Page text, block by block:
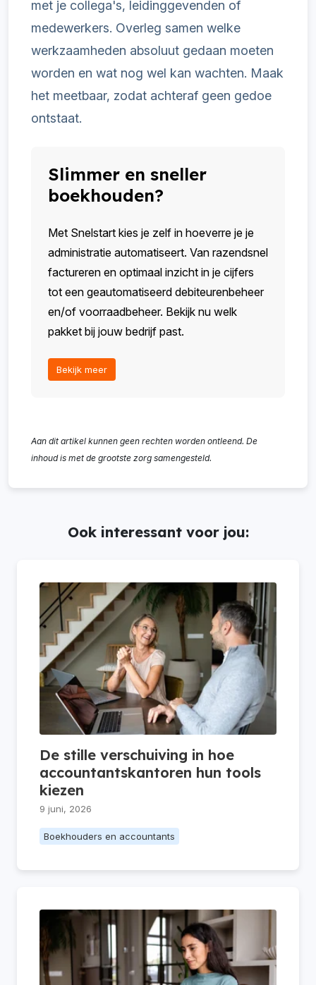
met je collega's, leidinggevenden of
medewerkers. Overleg samen welke
werkzaamheden absoluut gedaan moeten
worden en wat nog wel kan wachten. Maak
het meetbaar, zodat achteraf geen gedoe
ontstaat.
Slimmer en sneller
boekhouden?
Met Snelstart kies je zelf in hoeverre je je
administratie automatiseert. Van razendsnel
factureren en optimaal inzicht in je cijfers
tot een geautomatiseerd debiteurenbeheer
en/of voorraadbeheer. Bekijk nu welk
pakket bij jouw bedrijf past.
Bekijk meer
Aan dit artikel kunnen geen rechten worden ontleend. De
inhoud is met de grootste zorg samengesteld.
Ook interessant voor jou:
De stille verschuiving in hoe
accountantskantoren hun tools
kiezen
9 juni, 2026
Boekhouders en accountants